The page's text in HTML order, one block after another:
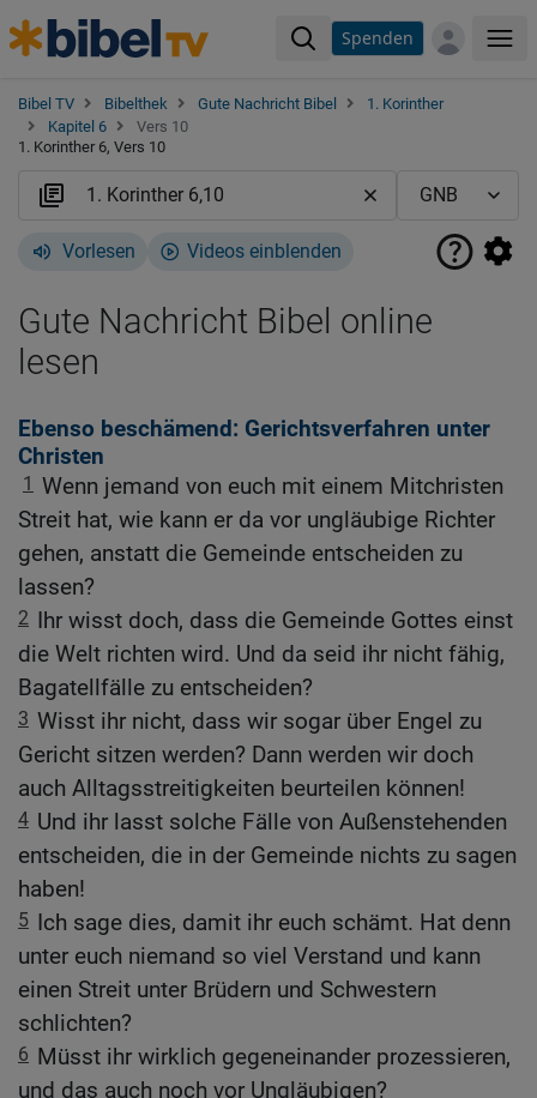
Spenden
Bibel TV Bibelthek Gute Nachricht Bibel
1. Korinther
Kapitel 6
Vers 10
1. Korinther 6, Vers 10
Vorlesen Videos einblenden
Gute Nachricht Bibel online
lesen
Ebenso beschämend: Gerichtsverfahren unter
Christen
1 Wenn jemand von euch mit einem Mitchristen
Streit hat, wie kann er da vor ungläubige Richter
gehen, anstatt die Gemeinde entscheiden zu
lassen?
2 Ihr wisst doch, dass die Gemeinde Gottes einst
die Welt richten wird. Und da seid ihr nicht fähig,
Bagatellfälle zu entscheiden?
3 Wisst ihr nicht, dass wir sogar über Engel zu
Gericht sitzen werden? Dann werden wir doch
auch Alltagsstreitigkeiten beurteilen können!
4 Und ihr lasst solche Fälle von Außenstehenden
entscheiden, die in der Gemeinde nichts zu sagen
haben!
5 Ich sage dies, damit ihr euch schämt. Hat denn
unter euch niemand so viel Verstand und kann
einen Streit unter Brüdern und Schwestern
schlichten?
6 Müsst ihr wirklich gegeneinander prozessieren,
und das auch noch vor Ungläubigen?